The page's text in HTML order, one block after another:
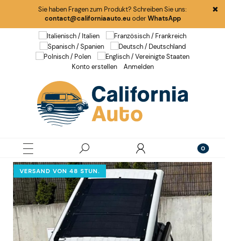
Sie haben Fragen zum Produkt? Schreiben Sie uns:
contact@californiaauto.eu oderWhatsApp
Konto erstellen Anmelden
VERSAND VON 48 STUN.